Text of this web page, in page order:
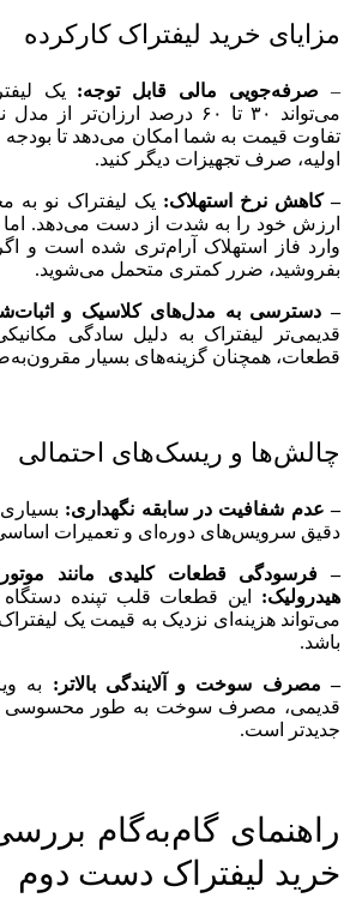
مزایای خرید لیفتراک کارکرده
– صرفه‌جویی مالی قابل توجه: یک
می‌تواند ۳۰ تا ۶۰ درصد
تفاوت قیمت به شما امکان می‌دهد تا بودجه
اولیه، صرف تجهیزات دیگر کنید.
– کاهش نرخ استهلاک: یک لیفتراک نو به
ارزش خود را به شدت از دست می‌دهد.
وارد فاز استهلاک آرام‌تری شده است و
بفروشید، ضرر کمتری متحمل می‌شوید.
– دسترسی به مدل‌های کلاسیک و
قدیمی‌تر لیفتراک به دلیل سادگی
قطعات، همچنان گزینه‌های بسیار
چالش‌ها و ریسک‌های احتمالی
– عدم شفافیت در سابقه نگهداری:
دقیق سرویس‌های دوره‌ای و تعمیرات اساسی
– فرسودگی قطعات کلیدی مانند
هیدرولیک: این قطعات قلب تپنده
می‌تواند هزینه‌ای نزدیک به قیمت یک
باشد.
– مصرف سوخت و آلایندگی بالاتر: به
قدیمی، مصرف سوخت به طور محسوسی
جدیدتر است.
راهنمای گام‌به‌گام
خرید لیفتراک دست دوم